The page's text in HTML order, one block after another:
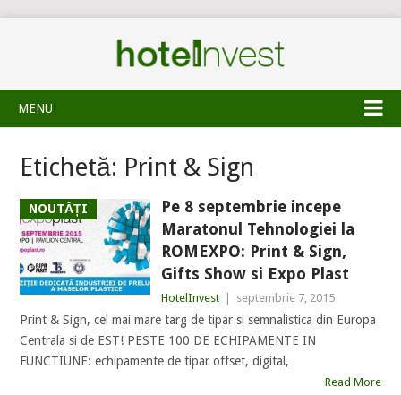
MENU
Etichetă: Print & Sign
NOUTĂȚI
Pe 8 septembrie incepe
Maratonul Tehnologiei la
ROMEXPO: Print & Sign,
Gifts Show si Expo Plast
HotelInvest septembrie 7, 2015
Print & Sign, cel mai mare targ de tipar si semnalistica din Europa
Centrala si de EST! PESTE 100 DE ECHIPAMENTE IN
FUNCTIUNE: echipamente de tipar offset, digital,
Read More